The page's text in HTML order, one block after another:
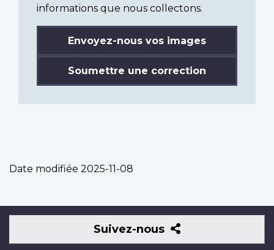
informations que nous collectons.
Envoyez-nous vos images
Soumettre une correction
Date modifiée 2025-11-08
Suivez-nous
Suivez-
nous